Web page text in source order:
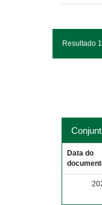
Resultado
Data do